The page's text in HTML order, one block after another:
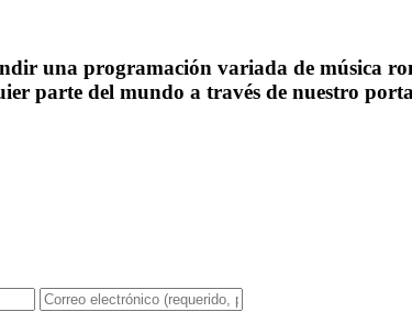
una programación variada de música
parte del mundo a través de nuestro